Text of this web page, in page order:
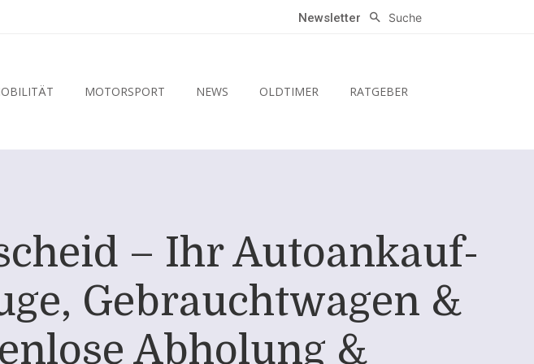
Newsletter Suche
MOTORSPORT NEWS OLDTIMER RATGEBER
– Ihr Autoankauf-
Gebrauchtwagen &
Abholung &